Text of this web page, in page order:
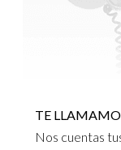
TE
Nos cuentas